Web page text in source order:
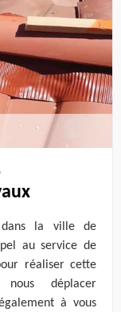
la ville de
au service de
réaliser cette
déplacer
à vous